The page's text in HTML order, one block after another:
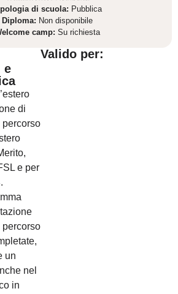
di scuola: Pubblica
Diploma: Non disponibile
camp:Su richiesta
e
di
percorso
e per
percorso
un
nel
in
Valido per: